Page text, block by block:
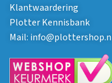
Klantwaardering
Plotter Kennisbank
Mail: